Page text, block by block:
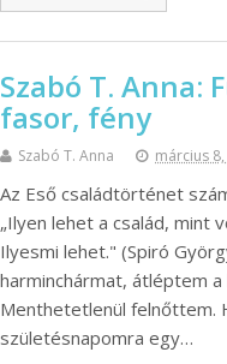
Szabó T. Anna:
fasor, fény
Szabó T. Anna március
Az Eső családtörténet
„Ilyen lehet a család, mint
Ilyesmi lehet." (Spiró
harminchármat, átléptem a
Menthetetlenül felnőttem.
születésnapomra egy…